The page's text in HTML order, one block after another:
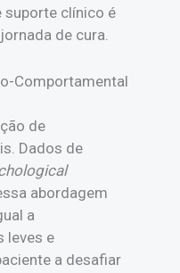
suporte clínico é
de cura.
Comportamental
de
Dados de
abordagem
a
leves e
a desafiar